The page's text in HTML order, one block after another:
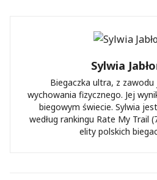
Sylwia
Biegaczka ultra, z
wychowania fizycznego. Jej
biegowym świecie. Sylwia
według rankingu Rate My Trail
elity polskich